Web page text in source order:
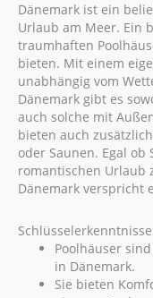
Dänemark ist ein
Urlaub am Meer. Ein
traumhaften
bieten. Mit einem
unabhängig vom
Dänemark gibt es
auch solche mit
bieten auch
oder Saunen. Egal
romantischen Urlaub
Dänemark verspricht
Poolhäuser
in Dänemark.
Sie bieten